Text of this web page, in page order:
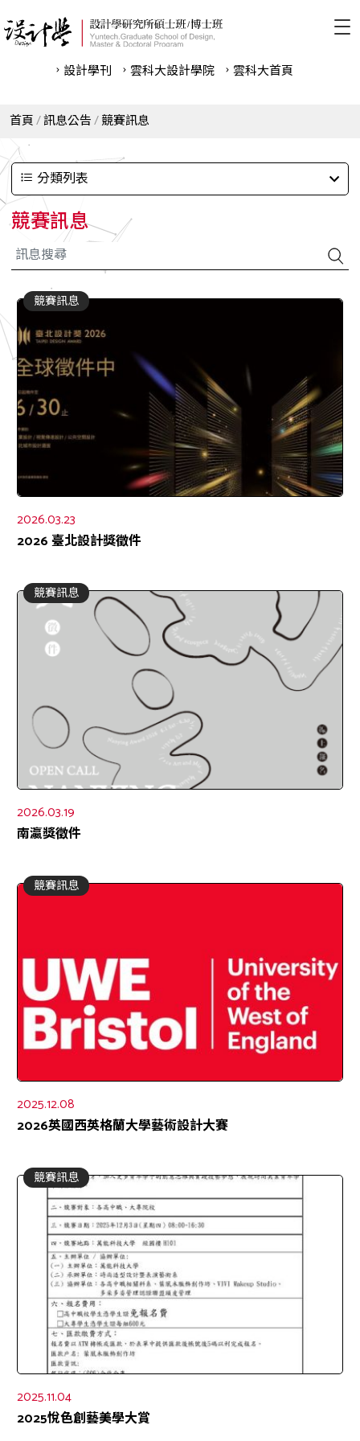
設計學刊 雲科⼤設計學院 雲科⼤首頁
首頁 訊息公告 競賽訊息
分類列表
競賽訊息
競賽訊息
2026.03.23
2026 臺北設計獎徵件
競賽訊息
2026.03.19
南瀛獎徵件
競賽訊息
2025.12.08
2026英國西英格蘭大學藝術設計大賽
競賽訊息
2025.11.04
2025悅色創藝美學大賞